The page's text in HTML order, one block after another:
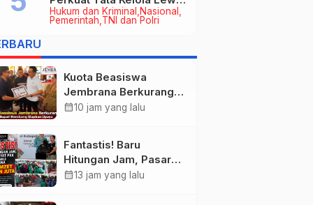
Hukum dan Kriminal
Nasional
Pemerintah TNI dan Polri
Kerja Sama Hukum Datun
Kuota Beasiswa
Jembrana Berkurang,
Bupati Kembang
II
calendar_month10 jam yang lalu
Fantastis! Baru
Hitungan Jam, Pasar
Rakyat PKK Provinsi
calendar_month13 jam yang lalu